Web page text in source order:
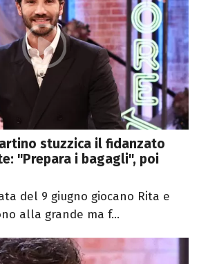
stuzzica il fidanzato
"Prepara i bagagli", poi
del 9 giugno giocano Rita e
alla grande ma f...